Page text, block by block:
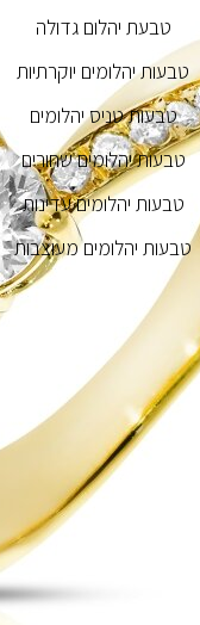
טבעת יהלום גדולה
טבעות יהלומים יוקרתיות
טבעות טניס יהלומים
טבעות יהלומים שחורים
טבעות יהלומים עדינות
טבעות יהלומים מעוצבות